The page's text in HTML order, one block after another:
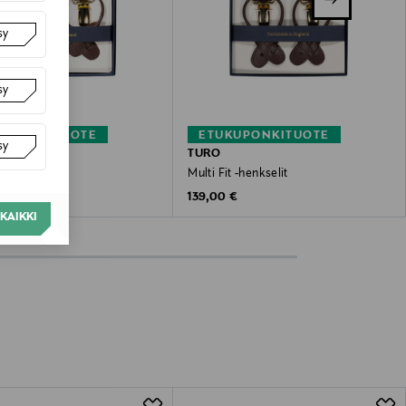
henkselit
ETUKUPONKITUOTE
TURO
Multi Fit -henkselit
Original Price
139,00 €